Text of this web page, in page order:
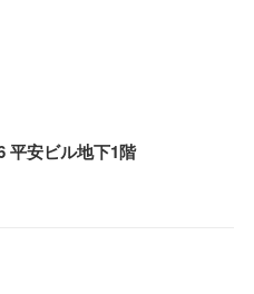
平安ビル地下1階